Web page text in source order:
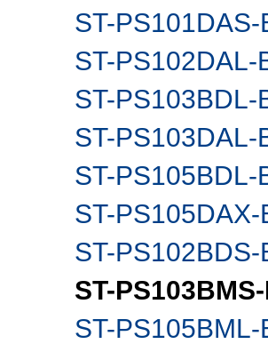
ST-PS101DAS-
ST-PS102DAL-
ST-PS103BDL-
ST-PS103DAL-
ST-PS105BDL-
ST-PS105DAX-
ST-PS102BDS-
ST-
ST-PS105BML-